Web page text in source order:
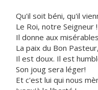
Qu'il soit béni, qu'il
Le Roi, notre Seigneur !
Il donne aux misérables
La paix du Bon Pasteur,
Il est doux. Il est
Son joug sera léger!
Et c'est lui qui nous